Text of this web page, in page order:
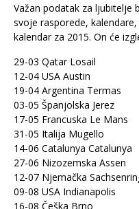
Važan podatak za ljubitelje
svoje rasporede,
kalendar za 2015. On će
29-03 Qatar Losail
12-04 USA Austin
19-04 Argentina Termas
03-05 Španjolska Jerez
17-05 Francuska Le Mans
31-05 Italija Mugello
14-06 Catalunya Catalunya
27-06 Nizozemska Assen
12-07 Njemačka
09-08 USA Indianapolis
16-08 Češka Brno